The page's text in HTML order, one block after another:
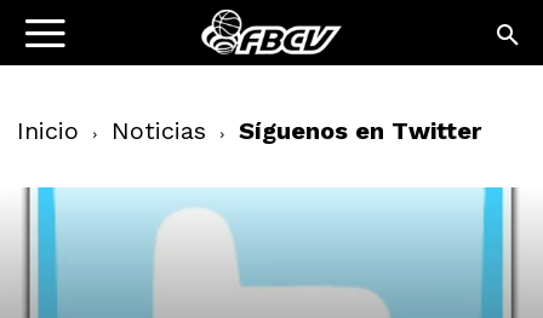
Inicio Noticias Síguenos en Twitter